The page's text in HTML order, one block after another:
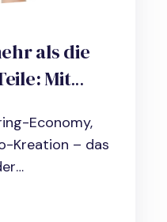
als die
Mit
dieEconomy,
Kreation – das